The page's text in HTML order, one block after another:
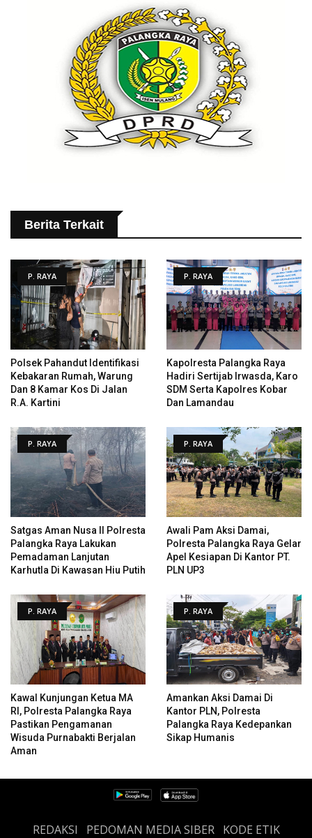
Berita Terkait
P. RAYA
Polsek Pahandut Identifikasi
Kebakaran Rumah, Warung
Dan 8 Kamar Kos Di Jalan
R.A. Kartini
P. RAYA
Kapolresta Palangka Raya
Hadiri Sertijab Irwasda, Karo
SDM Serta Kapolres Kobar
Dan Lamandau
P. RAYA
Satgas Aman Nusa II Polresta
Palangka Raya Lakukan
Pemadaman Lanjutan
Karhutla Di Kawasan Hiu Putih
P. RAYA
Awali Pam Aksi Damai,
Polresta Palangka Raya Gelar
Apel Kesiapan Di Kantor PT.
PLN UP3
P. RAYA
Kawal Kunjungan Ketua MA
RI, Polresta Palangka Raya
Pastikan Pengamanan
Wisuda Purnabakti Berjalan
Aman
P. RAYA
Amankan Aksi Damai Di
Kantor PLN, Polresta
Palangka Raya Kedepankan
Sikap Humanis
REDAKSI PEDOMAN MEDIA SIBER KODE ETIK